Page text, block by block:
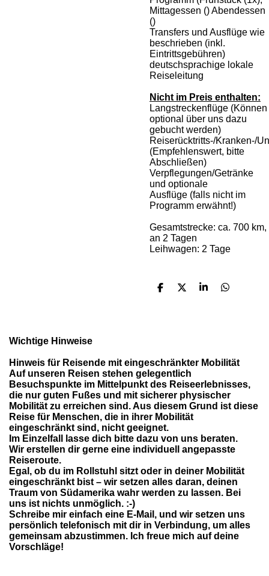
Mittagessen () Abendessen
()
Transfers und Ausflüge wie
beschrieben (inkl.
Eintrittsgebühren)
deutschsprachige lokale
Reiseleitung
Nicht im Preis enthalten:
Langstreckenflüge (Können
optional über uns dazu
gebucht werden)
Reiserücktritts-/Kranken-/
(Empfehlenswert, bitte
Abschließen)
Verpflegungen/Getränke
und optionale
Ausflüge (falls nicht im
Programm erwähnt!)
Gesamtstrecke: ca. 700 km,
an 2 Tagen
Leihwagen: 2 Tage
T
T
T
T
Wichtige Hinweise
Hinweis für Reisende mit eingeschränkter Mobilität
Auf unseren Reisen stehen gelegentlich
Besuchspunkte im Mittelpunkt des Reiseerlebnisses,
die nur guten Fußes und mit sicherer physischer
Mobilität zu erreichen sind. Aus diesem Grund ist diese
Reise für Menschen, die in ihrer Mobilität
eingeschränkt sind, nicht geeignet.
Im Einzelfall lasse dich bitte dazu von uns beraten.
Wir erstellen dir gerne eine individuell angepasste
Reiseroute.
Egal, ob du im Rollstuhl sitzt oder in deiner Mobilität
eingeschränkt bist – wir setzen alles daran, deinen
Traum von Südamerika wahr werden zu lassen. Bei
uns ist nichts unmöglich. :-)
Schreibe mir einfach eine E-Mail, und wir setzen uns
persönlich telefonisch mit dir in Verbindung, um alles
gemeinsam abzustimmen. Ich freue mich auf deine
Vorschläge!